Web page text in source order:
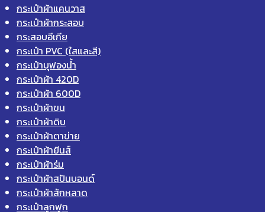
กระเป๋าผ้าแคนวาส
กระเป๋าผ้ากระสอบ
กระสอบอีเกีย
กระเป๋า PVC (ใสและสี)
กระเป๋าบุฟองน้ำ
กระเป๋าผ้า 420D
กระเป๋าผ้า 600D
กระเป๋าผ้าขน
กระเป๋าผ้าดิบ
กระเป๋าผ้าตาข่าย
กระเป๋าผ้ายีนส์
กระเป๋าผ้าร่ม
กระเป๋าผ้าสปันบอนด์
กระเป๋าผ้าสักหลาด
กระเป๋าลูกฟูก